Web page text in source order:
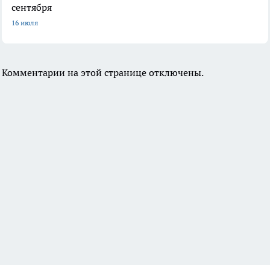
сентября
16 июля
Комментарии на этой странице отключены.